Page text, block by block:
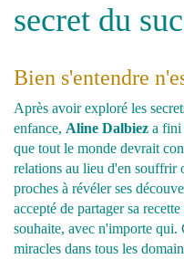
secret du
Bien s'entendre
Après avoir exploré les
enfance, Aline Dalbiez a fini
que tout le monde devrait
relations au lieu d'en souffrir
proches à révéler ses
accepté de partager sa
souhaite, avec n'importe qui.
miracles dans tous les